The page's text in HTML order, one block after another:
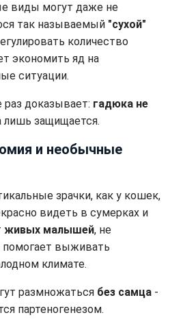
виды могут даже не
так называемый "сухой"
количество
экономить яд на
ситуации.
доказывает: гадюка не
лишь защищается.
и необычные
зрачки, как у кошек,
видеть в сумерках и
живых малышей, не
помогает выживать
климате.
размножаться без самца -
партеногенезом.